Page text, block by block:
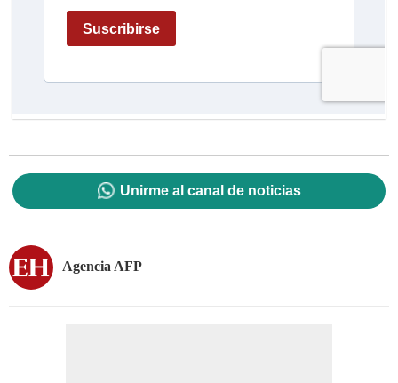
Unirme al canal de noticias
Agencia AFP